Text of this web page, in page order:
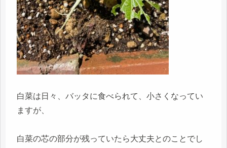
白菜は日々、バッタに食べられて、小さくなってい
ますが、
白菜の芯の部分が残っていたら大丈夫とのことでし